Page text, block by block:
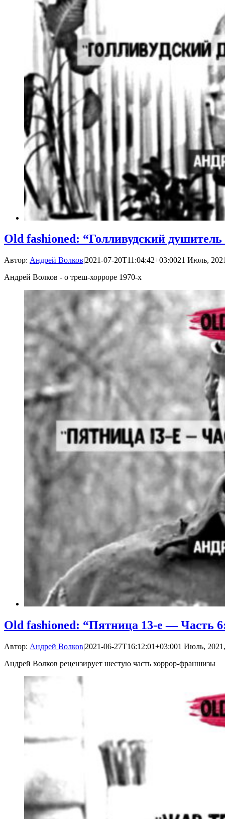
Old fashioned: “Голливудский
Автор: Андрей Волков|2021-07-20T11:04:42+03:0021 Июль,
Андрей Волков - о треш-хорроре 1970-х
Old fashioned: “Пятница 13-е — Часть
Автор: Андрей Волков|2021-06-27T16:12:01+03:001 Июль,
Андрей Волков рецензирует шестую часть хоррор-франшизы